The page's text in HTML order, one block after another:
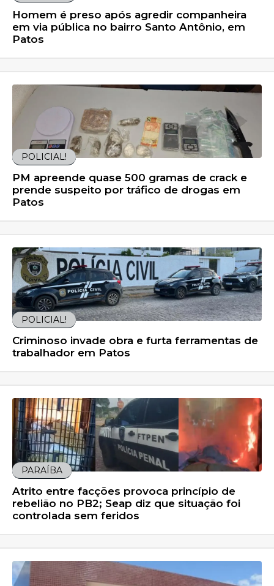
Homem é preso após agredir companheira
em via pública no bairro Santo Antônio, em
Patos
POLICIAL!
PM apreende quase 500 gramas de crack e
prende suspeito por tráfico de drogas em
Patos
POLICIAL!
Criminoso invade obra e furta ferramentas de
trabalhador em Patos
PARAÍBA
Atrito entre facções provoca princípio de
rebelião no PB2; Seap diz que situação foi
controlada sem feridos